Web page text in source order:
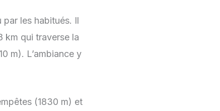
les habitués. Il
km qui traverse la
m). L’ambiance y
(1830 m) et